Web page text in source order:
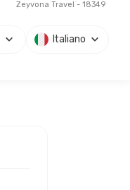
Zeyvona Travel - 18349
Italiano